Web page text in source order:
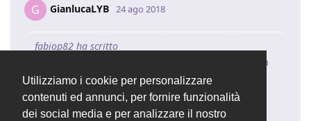
Utilizziamo i cookie per personalizzare
contenuti ed annunci, per fornire funzionalità
dei social media e per analizzare il nostro
G GianlucaLYB 24 ago 2018
fabiop82 ha scritto
grazie per aver condiviso la tua soluzione, prova a
dare un'occhiata anche a questo issue:
https://github.com/devcode-
it/openstamanager/issues/269